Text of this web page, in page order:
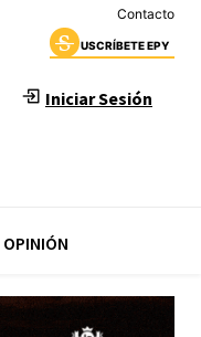
Contacto
USCRÍBETE EPY
Iniciar Sesión
OPINIÓN